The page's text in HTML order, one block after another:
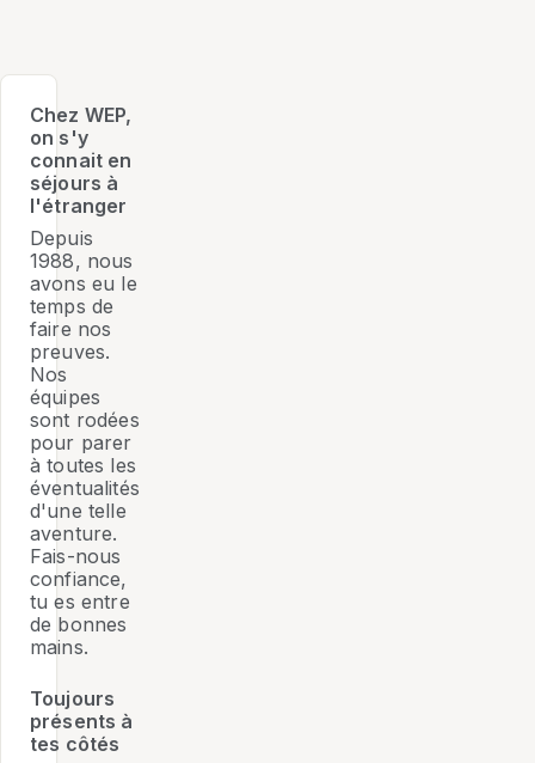
Chez WEP,
on s'y
connait en
séjours à
l'étranger
Depuis
1988, nous
avons eu le
temps de
faire nos
preuves.
Nos
équipes
sont rodées
pour parer
à toutes les
éventualités
d'une telle
aventure.
Fais-nous
confiance,
tu es entre
de bonnes
mains.
Toujours
présents à
tes côtés